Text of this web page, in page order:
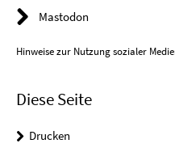
Mastodon
Hinweise zur Nutzung sozialer
Diese Seite
Drucken